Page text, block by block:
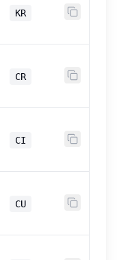
KR
CR
CI
CU